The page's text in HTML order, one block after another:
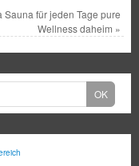
Sauna für jeden Tage pure
Wellness daheim »